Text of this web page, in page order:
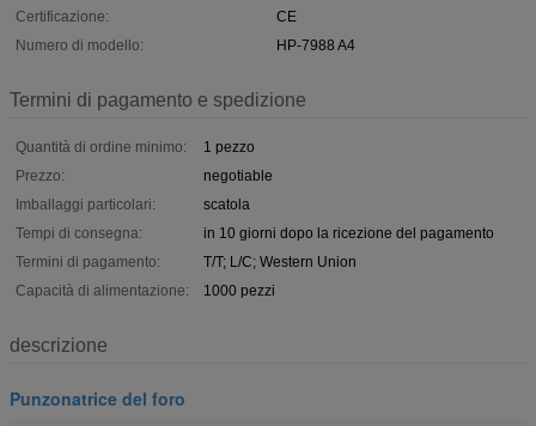
Certificazione:
CE
Numero di modello:
HP-7988 A4
Termini di pagamento e spedizione
Quantità di ordine minimo:
1 pezzo
Prezzo:
negotiable
Imballaggi particolari:
scatola
Tempi di consegna:
in 10 giorni dopo la ricezione del pagamento
Termini di pagamento:
T/T; L/C; Western Union
Capacità di alimentazione:
1000 pezzi
descrizione
Punzonatrice del foro